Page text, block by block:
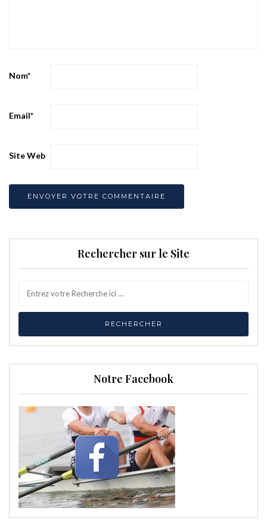
Nom*
Email*
Site Web
Rechercher sur le Site
Notre Facebook